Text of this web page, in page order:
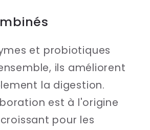
et probiotiques
ils améliorent
la digestion.
est à l'origine
pour les